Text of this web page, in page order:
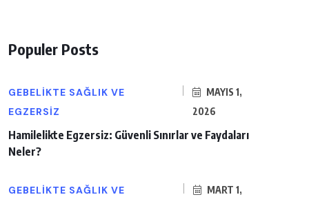
Populer Posts
GEBELIKTE SAĞLIK VE
EGZERSIZ
MAYIS 1,
2026
Hamilelikte Egzersiz: Güvenli Sınırlar ve Faydaları
Neler?
GEBELIKTE SAĞLIK VE
MART 1,